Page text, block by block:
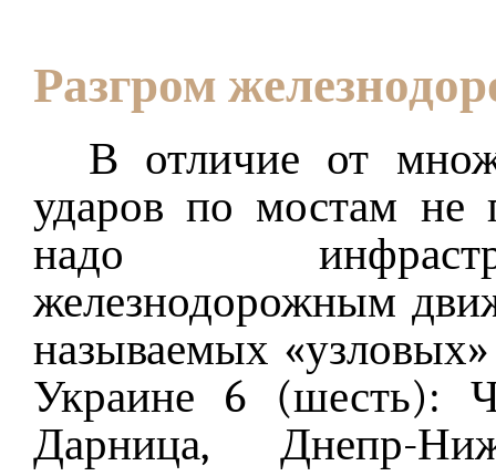
Разгром
В отличие от
ударов по мостам не
надо
железнодорожным
называемых
Украине 6 (шесть):
Дарница, Днепр-